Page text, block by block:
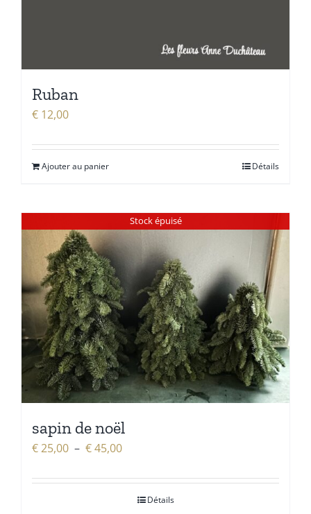
Ruban
€12,00
Ajouter au panier Détails
Stock épuisé
sapin de noël
€25,00 – €45,00Plage
prix :
€ 25,00Détails